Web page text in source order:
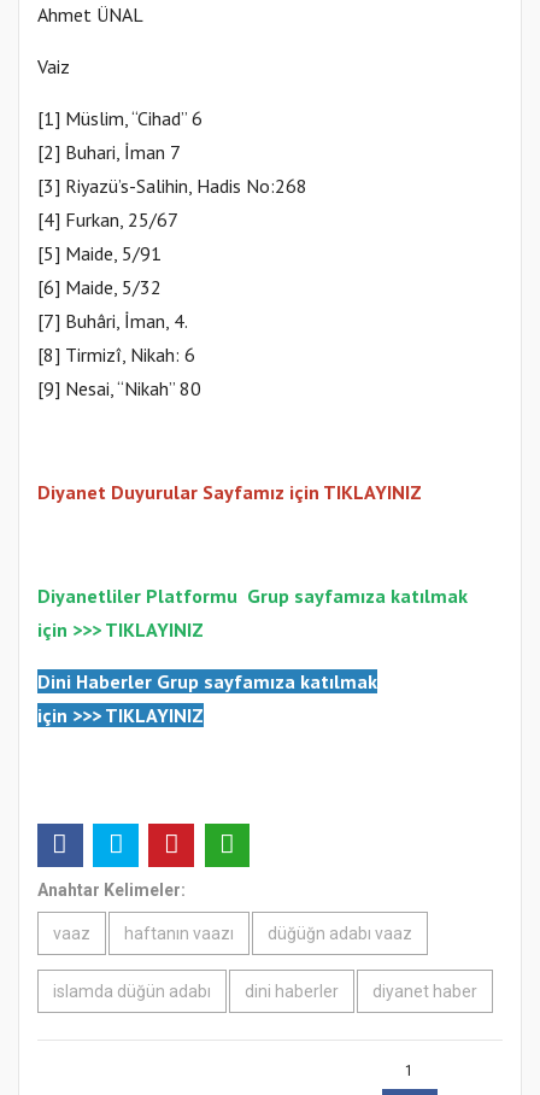
Ahmet ÜNAL
Vaiz
[1] Müslim, “Cihad” 6
[2] Buhari, İman 7
[3] Riyazü’s-Salihin, Hadis No:268
[4] Furkan, 25/67
[5] Maide, 5/91
[6] Maide, 5/32
[7] Buhâri, İman, 4.
[8] Tirmizî, Nikah: 6
[9] Nesai, “Nikah” 80
Diyanet Duyurular Sayfamız için TIKLAYINIZ
Diyanetliler Platformu Grup sayfamıza katılmak
için >>> TIKLAYINIZ
Dini Haberler Grup sayfamıza katılmak
için >>> TIKLAYINIZ
Anahtar Kelimeler:
vaaz haftanın vaazı düğüğn adabı vaaz
islamda düğün adabı dini haberler diyanet haber
1